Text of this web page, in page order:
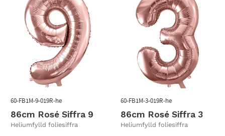
86cm Rosé Siffra 9
Heliumfylld foliesiffra
60-FB1M-9-019R-he
86cm Rosé Siffra 3
Heliumfylld foliesiffra
60-FB1M-3-019R-he